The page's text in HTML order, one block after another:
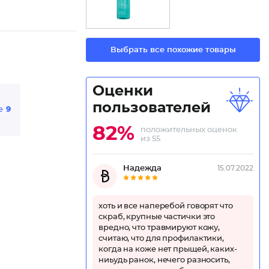
9
Выбрать все похожие товары
Оценки
пользователей
82%
положительных оценок
из 55
Надежда 15.07.2022
хоть и все наперебой говорят что
скраб, крупные частички это
вредно, что травмируют кожу,
считаю, что для профилактики,
когда на коже нет прыщей, каких-
ниьудь ранок, нечего разносить,